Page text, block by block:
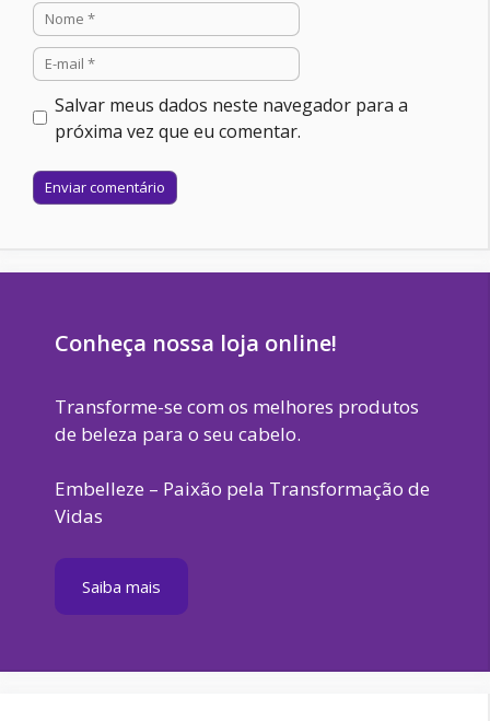
Nome
E-
mail
Salvar meus dados neste navegador para a
próxima vez que eu comentar.
Site
Conheça nossa loja online!
Transforme-se com os melhores produtos
de beleza para o seu cabelo.
Embelleze – Paixão pela Transformação de
Vidas
Saiba mais